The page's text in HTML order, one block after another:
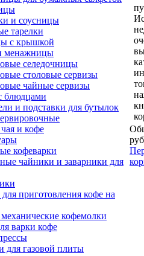
и соусницы
тарелки
с крышкой
менажницы
селедочницы
столовые сервизы
чайные сервизы
блюдцами
и подставки для бутылок
и кофе
кофеварки
чайники и заварники для
приготовления кофе на
кофемолки
варки кофе
для газовой плиты